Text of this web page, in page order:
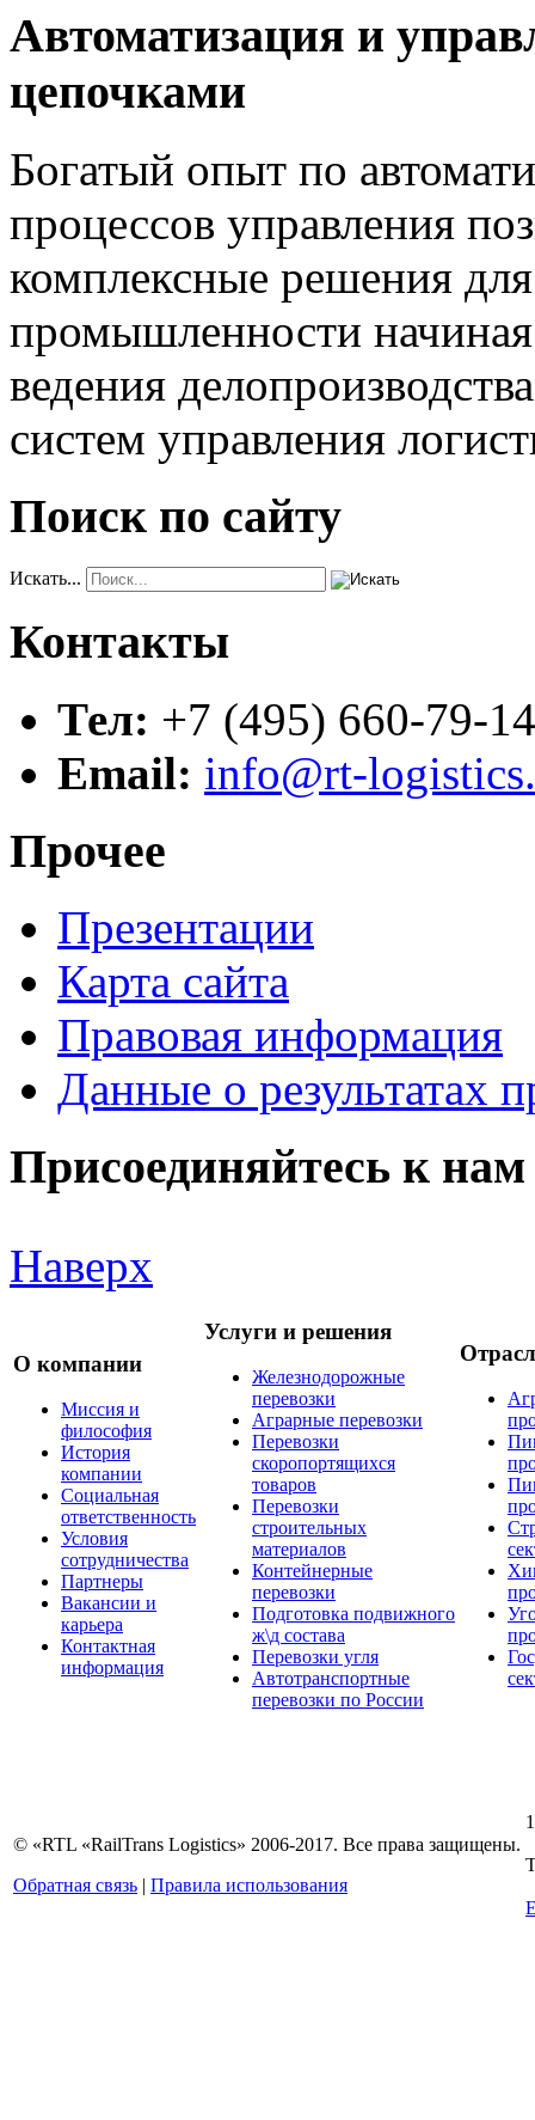
Автоматизация и
цепочками
Богатый опыт по
процессов управления
комплексные решения
промышленности начиная
ведения
систем управления
Поиск по сайту
Искать...
Контакты
Тел: +7 (495) 660-79-14
Email: info@rt-
Прочее
Презентации
Карта сайта
Правовая информация
Данные о результатах
Присоединяйтесь к нам
Наверх
О компании
Миссия и
философия
История
компании
Социальная
ответственность
Условия
сотрудничества
Партнеры
Вакансии и
карьера
Контактная
информация
Услуги и решения
Железнодорожные
перевозки
Аграрные перевозки
Перевозки
скоропортящихся
товаров
Перевозки
строительных
материалов
Контейнерные
перевозки
Подготовка подвижного
ж\д состава
Перевозки угля
Автотранспортные
перевозки по России
© «RTL «RailTrans Logistics» 2006-2017. Все права защищены.
Обратная связь | Правила использования